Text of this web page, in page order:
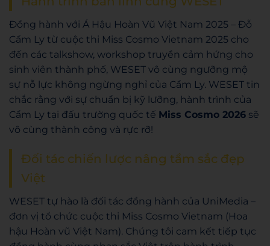
Đồng hành với Á Hậu Hoàn Vũ Việt Nam 2025 – Đỗ
Cẩm Ly từ cuộc thi Miss Cosmo Vietnam 2025 cho
đến các talkshow, workshop truyền cảm hứng cho
sinh viên thành phố, WESET vô cùng ngưỡng mộ
sự nỗ lực không ngừng nghỉ của Cẩm Ly. WESET tin
chắc rằng với sự chuẩn bị kỹ lưỡng, hành trình của
Cẩm Ly tại đấu trường quốc tế Miss Cosmo 2026 sẽ
vô cùng thành công và rực rỡ!
Đối tác chiến lược nâng tầm sắc đẹp
Việt
WESET tự hào là đối tác đồng hành của UniMedia –
đơn vị tổ chức cuộc thi Miss Cosmo Vietnam (Hoa
hậu Hoàn vũ Việt Nam). Chúng tôi cam kết tiếp tục